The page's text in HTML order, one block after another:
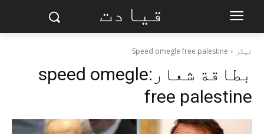
قیادت
ٹیگز Speed omegle free palestine
بطاقة شعار:speed omegle
free palestine